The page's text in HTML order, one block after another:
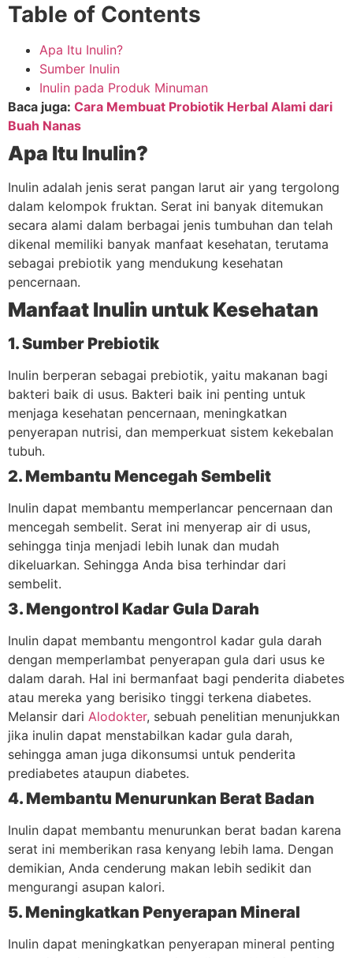
Table of Contents
Apa Itu Inulin?
Sumber Inulin
Inulin pada Produk Minuman
Baca juga: Cara Membuat Probiotik Herbal Alami dari
Buah Nanas
Apa Itu Inulin?
Inulin adalah jenis serat pangan larut air yang tergolong
dalam kelompok fruktan. Serat ini banyak ditemukan
secara alami dalam berbagai jenis tumbuhan dan telah
dikenal memiliki banyak manfaat kesehatan, terutama
sebagai prebiotik yang mendukung kesehatan
pencernaan.
Manfaat Inulin untuk Kesehatan
1. Sumber Prebiotik
Inulin berperan sebagai prebiotik, yaitu makanan bagi
bakteri baik di usus. Bakteri baik ini penting untuk
menjaga kesehatan pencernaan, meningkatkan
penyerapan nutrisi, dan memperkuat sistem kekebalan
tubuh.
2. Membantu Mencegah Sembelit
Inulin dapat membantu memperlancar pencernaan dan
mencegah sembelit. Serat ini menyerap air di usus,
sehingga tinja menjadi lebih lunak dan mudah
dikeluarkan. Sehingga Anda bisa terhindar dari
sembelit.
3. Mengontrol Kadar Gula Darah
Inulin dapat membantu mengontrol kadar gula darah
dengan memperlambat penyerapan gula dari usus ke
dalam darah. Hal ini bermanfaat bagi penderita diabetes
atau mereka yang berisiko tinggi terkena diabetes.
Melansir dari Alodokter, sebuah penelitian menunjukkan
jika inulin dapat menstabilkan kadar gula darah,
sehingga aman juga dikonsumsi untuk penderita
prediabetes ataupun diabetes.
4. Membantu Menurunkan Berat Badan
Inulin dapat membantu menurunkan berat badan karena
serat ini memberikan rasa kenyang lebih lama. Dengan
demikian, Anda cenderung makan lebih sedikit dan
mengurangi asupan kalori.
5. Meningkatkan Penyerapan Mineral
Inulin dapat meningkatkan penyerapan mineral penting